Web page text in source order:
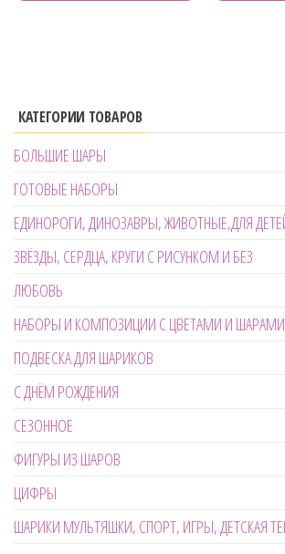
КАТЕГОРИИ ТОВАРОВ
БОЛЬШИЕ ШАРЫ
ГОТОВЫЕ НАБОРЫ
ЕДИНОРОГИ, ДИНОЗАВРЫ, ЖИВОТНЫЕ,ДЛЯ
ЗВЁЗДЫ, СЕРДЦА, КРУГИ С РИСУНКОМ И БЕЗ
ЛЮБОВЬ
НАБОРЫ И КОМПОЗИЦИИ С ЦВЕТАМИ И ШАРАМИ
ПОДВЕСКА ДЛЯ ШАРИКОВ
С ДНЁМ РОЖДЕНИЯ
СЕЗОННОЕ
ФИГУРЫ ИЗ ШАРОВ
ЦИФРЫ
ШАРИКИ МУЛЬТЯШКИ, СПОРТ, ИГРЫ, ДЕТСКАЯ